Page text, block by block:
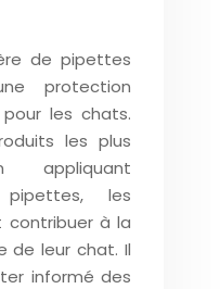
de pipettes
protection
les chats.
les plus
les
contribuer à la
de leur chat. Il
informé des